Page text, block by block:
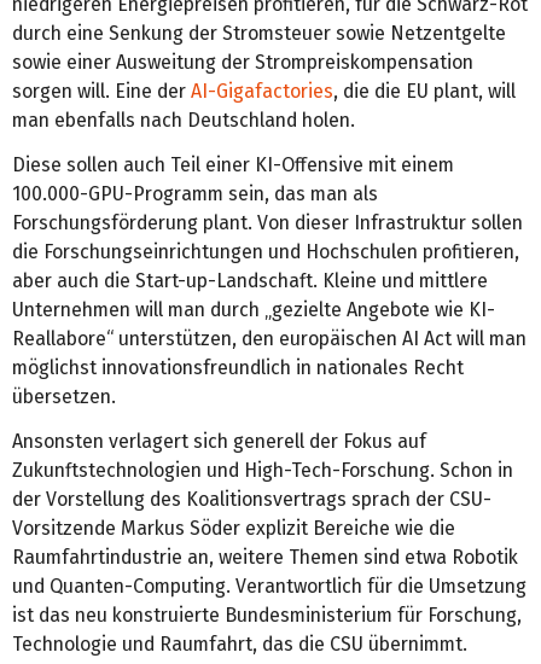
durch eine Senkung der Stromsteuer sowie Netzentgelte
sowie einer Ausweitung der Strompreiskompensation
sorgen will. Eine der AI-Gigafactories, die die EU plant, will
man ebenfalls nach Deutschland holen.
Diese sollen auch Teil einer KI-Offensive mit einem
100.000-GPU-Programm sein, das man als
Forschungsförderung plant. Von dieser Infrastruktur sollen
die Forschungseinrichtungen und Hochschulen profitieren,
aber auch die Start-up-Landschaft. Kleine und mittlere
Unternehmen will man durch „gezielte Angebote wie KI-
Reallabore“ unterstützen, den europäischen AI Act will man
möglichst innovationsfreundlich in nationales Recht
übersetzen.
Ansonsten verlagert sich generell der Fokus auf
Zukunftstechnologien und High-Tech-Forschung. Schon in
der Vorstellung des Koalitionsvertrags sprach der CSU-
Vorsitzende Markus Söder explizit Bereiche wie die
Raumfahrtindustrie an, weitere Themen sind etwa Robotik
und Quanten-Computing. Verantwortlich für die Umsetzung
ist das neu konstruierte Bundesministerium für Forschung,
Technologie und Raumfahrt, das die CSU übernimmt.